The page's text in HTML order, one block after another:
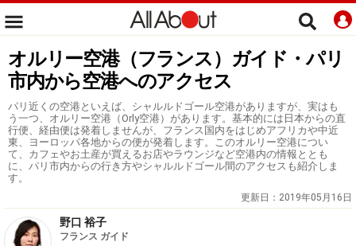
オルリー空港（フランス）ガイド・パリ
市内から空港へのアクセス
パリ近くの空港といえば、シャルルドゴール空港がありますが、実はも
う一つ、オルリー空港（Orly空港）があります。基本的には日本からの直
行便、経由便は発着しませんが、フランス国内をはじめアフリカや中近
東、ヨーロッパ各地からの便が発着します。このオルリー空港につい
て、カフェやお土産が買えるお店やラウンジなど空港内の情報ととも
に、パリ市内からの行き方やシャルルドゴール間のアクセスも紹介しま
す。
更新日： 2019年05月16日
野口 裕子
フランス ガイド